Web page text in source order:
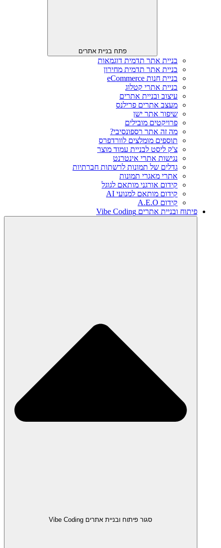
פתח בניית אתרים
בניית אתר תדמית דוגמאות
בניית אתר תדמית מחירון
בניית חנות eCommerce
בניית אתרי קטלוג
עיצוב ובניית אתרים
מעצב אתרים פרילנס
שיפור אתר ישן
פרויקטים מובילים
מה זה אתר רספונסיבי?
תוספים מומלצים לוורדפרס
צ'ק ליסט לבניית עמוד מוצר
נגישות אתרי אינטרנט
גדלים של תמונות לרשתות חברתיות
אתרי מאגרי תמונות
קידום אורגני מותאם לגוגל
קידום מותאם למנועי AI
קידום A.E.O
פיתוח ובניית אתרים Vibe Coding
סגור פיתוח ובניית אתרים Vibe Coding